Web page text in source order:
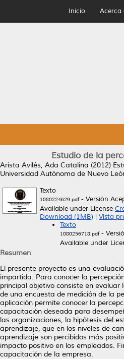
Inicio Acerca
Estudio de la
Arista Avilés, Ada Catalina (2012)
Universidad Autónoma de Nuevo
Texto
1080224629.pdf- Versión
Available under License
Download (1MB)
Vista
Texto
1080256718.pdf-
Available under
Resumen
El presente proyecto es una
impartida. Para conocer la
principal objetivo consiste en
de una encuesta de medición de la
aplicación permite conocer la
capacitación deseada para
las organizaciones, la hipótesis del
aprendizaje, que en los niveles de
aprendizaje son percibidos más
impacto positivo en los empleados.
capacitación de la empresa.